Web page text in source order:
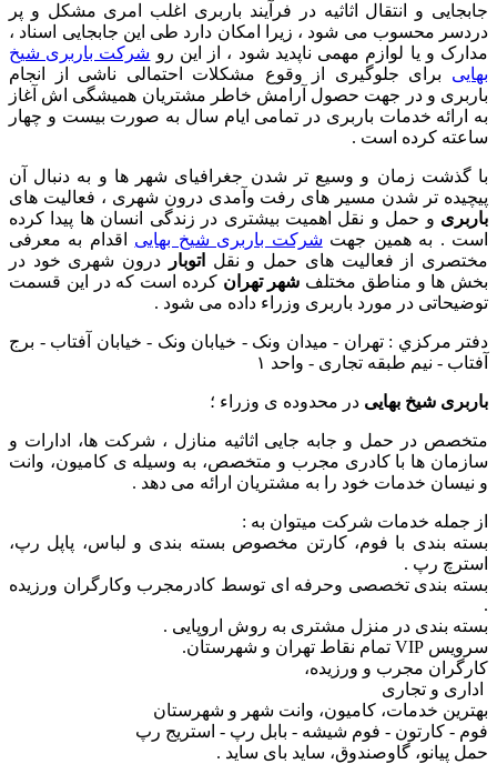
جابجایی و انتقال اثاثیه در فرآیند باربری اغلب امری مشکل و پر
دردسر محسوب می شود ، زیرا امکان دارد طی این جابجایی اسناد ،
مدارک و یا لوازم مهمی ناپدید شود ، از این رو شرکت باربری شیخ
بهایی برای جلوگیری از وقوع مشکلات احتمالی ناشی از انجام
باربری و در جهت حصول آرامش خاطر مشتریان همیشگی اش آغاز
به ارائه خدمات باربری در تمامی ایام سال به صورت بیست و چهار
ساعته کرده است .
با گذشت زمان و وسیع تر شدن جغرافیای شهر ها و به دنبال آن
پیچیده تر شدن مسیر های رفت وآمدی درون شهری ، فعالیت های
باربری و حمل و نقل اهمیت بیشتری در زندگی انسان ها پیدا کرده
است . به همین جهت شرکت باربری شیخ بهایی اقدام به معرفی
مختصری از فعالیت های حمل و نقل اتوبار
درون شهری خود در
بخش ها و مناطق مختلف شهر تهران کرده است که در این قسمت
توضیحاتی در مورد باربری وزراء داده می شود .
دفتر مركزي : تهران - میدان ونک - خیابان ونک - خیابان آفتاب - برج
آفتاب - نیم طبقه تجاری - واحد ۱
باربری شیخ بهایی در محدوده ی وزراء ؛
متخصص در حمل و جابه جایی اثاثیه منازل ، شرکت ها، ادارات و
سازمان ها با کادری مجرب و متخصص، به وسیله ی کامیون، وانت
و نیسان خدمات خود را به مشتریان ارائه می دهد .
از جمله خدمات شرکت میتوان به :
بسته بندی با فوم، کارتن مخصوص بسته بندی و لباس، پاپل رپ،
استرچ رپ .
بسته بندی تخصصی وحرفه ای توسط کادرمجرب وکارگران ورزیده
.
بسته بندی در منزل مشتری به روش اروپایی .
سرویس VIP تمام نقاط تهران و شهرستان.
کارگران مجرب و ورزیده،
اداری و تجاری
بهترین خدمات، کامیون، وانت شهر و شهرستان
فوم - کارتون - فوم شیشه - بابل رپ - استریج رپ
حمل پیانو، گاوصندوق، ساید بای ساید .